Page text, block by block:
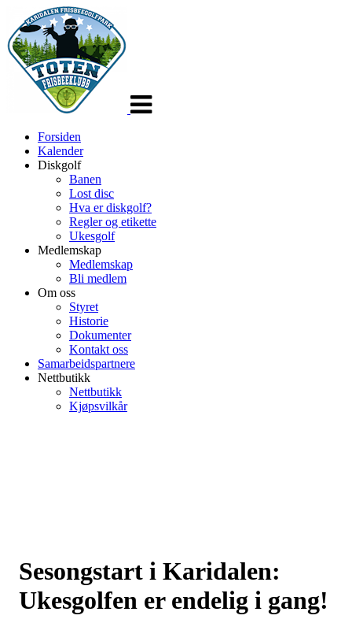
Forsiden
Kalender
Diskgolf
Banen
Lost disc
Hva er diskgolf?
Regler og etikette
Ukesgolf
Medlemskap
Medlemskap
Bli medlem
Om oss
Styret
Historie
Dokumenter
Kontakt oss
Samarbeidspartnere
Nettbutikk
Nettbutikk
Kjøpsvilkår
Sesongstart i Karidalen:
Ukesgolfen er endelig i gang!